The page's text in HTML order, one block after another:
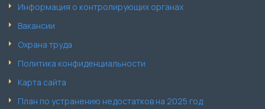
Информация о контролирующих органах
Вакансии
Охрана труда
Политика конфиденциальности
Карта сайта
План по устранению недостатков на 2025 год